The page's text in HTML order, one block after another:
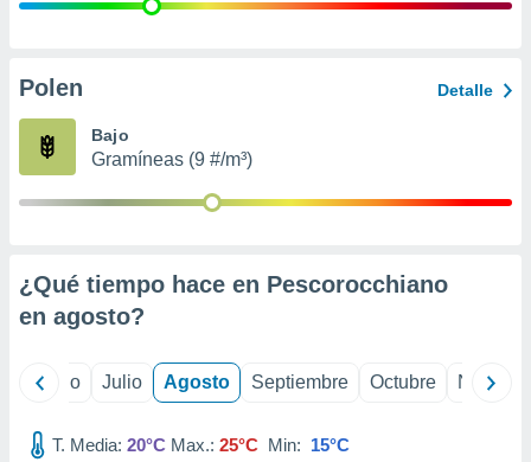
publicidad
de
Polen Detalle
Bajo
Gramíneas (9 #/m³)
¿Qué tiempo hace en Pescorocchiano
en agosto?
Junio Julio Agosto Septiembre Octubre
T. Media: 20°C Max.: 25°C Min: 15°C